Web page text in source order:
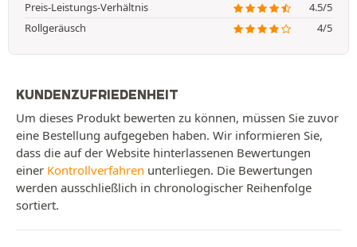
Preis-Leistungs-Verhältnis
4.5/5
Rollgeräusch
4/5
KUNDENZUFRIEDENHEIT
Um dieses Produkt bewerten zu können, müssen Sie zuvor
eine Bestellung aufgegeben haben. Wir informieren Sie,
dass die auf der Website hinterlassenen Bewertungen
einer Kontrollverfahren unterliegen. Die Bewertungen
werden ausschließlich in chronologischer Reihenfolge
sortiert.